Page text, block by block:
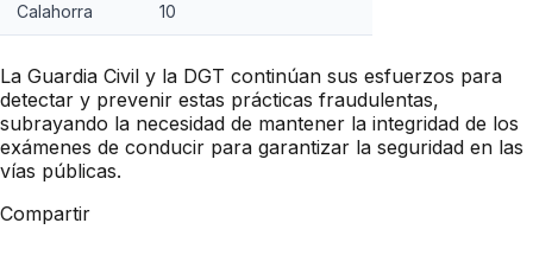
Calahorra 10
La Guardia Civil y la DGT continúan sus esfuerzos para
detectar y prevenir estas prácticas fraudulentas,
subrayando la necesidad de mantener la integridad de los
exámenes de conducir para garantizar la seguridad en las
vías públicas.
Compartir